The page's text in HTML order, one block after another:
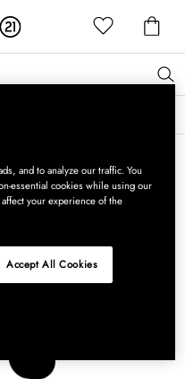
→
and to analyze our traffic. You
essential cookies while using our
your experience of the
Accept All Cookies